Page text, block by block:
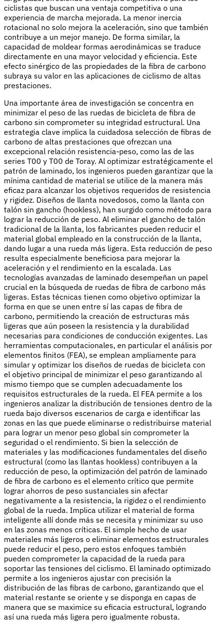
ciclistas que buscan una ventaja competitiva o una
experiencia de marcha mejorada. La menor inercia
rotacional no solo mejora la aceleración, sino que también
contribuye a un mejor manejo. De forma similar, la
capacidad de moldear formas aerodinámicas se traduce
directamente en una mayor velocidad y eficiencia. Este
efecto sinérgico de las propiedades de la fibra de carbono
subraya su valor en las aplicaciones de ciclismo de altas
prestaciones.
Una importante área de investigación se concentra en
minimizar el peso de las ruedas de bicicleta de fibra de
carbono sin comprometer su integridad estructural. Una
estrategia clave implica la cuidadosa selección de fibras de
carbono de altas prestaciones que ofrezcan una
excepcional relación resistencia-peso, como las de las
series T00 y T00 de Toray. Al optimizar estratégicamente el
patrón de laminado, los ingenieros pueden garantizar que la
mínima cantidad de material se utilice de la manera más
eficaz para alcanzar los objetivos requeridos de resistencia
y rigidez. Diseños de llanta novedosos, como la llanta con
talón sin gancho (hookless), han surgido como método para
lograr la reducción de peso. Al eliminar el gancho de talón
tradicional de la llanta, los fabricantes pueden reducir el
material global empleado en la construcción de la llanta,
dando lugar a una rueda más ligera. Esta reducción de peso
resulta especialmente beneficiosa para mejorar la
aceleración y el rendimiento en la escalada. Las
tecnologías avanzadas de laminado desempeñan un papel
crucial en la búsqueda de ruedas de fibra de carbono más
ligeras. Estas técnicas tienen como objetivo optimizar la
forma en que se unen entre sí las capas de fibra de
carbono, permitiendo la creación de estructuras más
ligeras que aún poseen la resistencia y la durabilidad
necesarias para condiciones de conducción exigentes. Las
herramientas computacionales, en particular el análisis por
elementos finitos (FEA), se emplean ampliamente para
simular y optimizar los diseños de ruedas de bicicleta con
el objetivo principal de minimizar el peso garantizando al
mismo tiempo que se cumplen adecuadamente los
requisitos estructurales de la rueda. El FEA permite a los
ingenieros analizar la distribución de tensiones dentro de la
rueda bajo diversos escenarios de carga e identificar las
zonas en las que puede eliminarse o redistribuirse material
para lograr un menor peso global sin comprometer la
seguridad o el rendimiento. Si bien la selección de
materiales y las modificaciones fundamentales del diseño
estructural (como las llantas hookless) contribuyen a la
reducción de peso, la optimización del patrón de laminado
de fibra de carbono es el elemento crítico que permite
lograr ahorros de peso sustanciales sin afectar
negativamente a la resistencia, la rigidez o el rendimiento
global de la rueda. Implica utilizar el material de forma
inteligente allí donde más se necesita y minimizar su uso
en las zonas menos críticas. El simple hecho de usar
materiales más ligeros o eliminar elementos estructurales
puede reducir el peso, pero estos enfoques también
pueden comprometer la capacidad de la rueda para
soportar las tensiones del ciclismo. El laminado optimizado
permite a los ingenieros ajustar con precisión la
distribución de las fibras de carbono, garantizando que el
material restante se oriente y se disponga en capas de
manera que se maximice su eficacia estructural, logrando
así una rueda más ligera pero igualmente robusta.